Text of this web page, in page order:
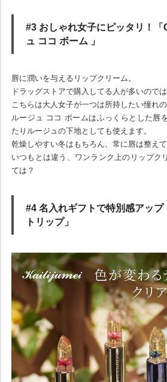
#3 おしゃれ女子にピッタリ！
ュ ココ ボーム 」
唇に潤いを与えるリップクリーム。
ドラッグストアで購入してる人が多いので
こちらは大人女子が一つは所持したい憧れの
ルージュ ココ ボームはふっくらとした唇
たりルージュの下地としても使えます。
乾燥しやすい冬はもちろん、常に唇は整えて
いつもとは違う、ワンランク上のリップク
ては？
#4 名入れギフトで特別感アップ
トリップ」